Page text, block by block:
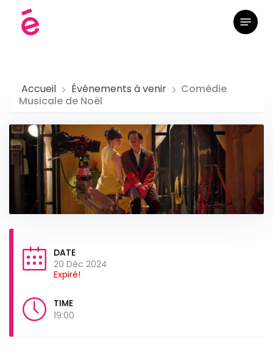
Menu
Accueil Événements à venir
Comédie
Musicale de Noël
DATE
20 Déc 2024
Expiré!
TIME
19:00